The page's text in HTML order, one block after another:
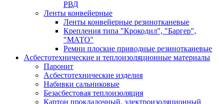
РВД
Ленты конвейерные
Ленты конвейерные резинотканевые
Крепления типа "Крокодил", "Баргер",
"МАТО"
Ремни плоские приводные резинотканевые
Асбестотехнические и теплоизоляционные материалы
Паронит
Асбестотехнические изделия
Набивки сальниковые
Безасбестовая теплоизоляция
Картон прокладочный, электроизоляционный